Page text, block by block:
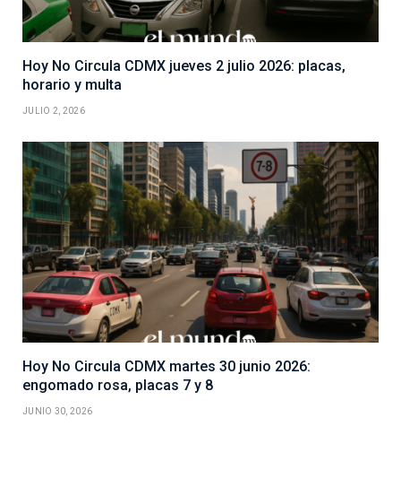
Hoy No Circula CDMX jueves 2 julio 2026: placas,
horario y multa
JULIO 2, 2026
Hoy No Circula CDMX martes 30 junio 2026:
engomado rosa, placas 7 y 8
JUNIO 30, 2026